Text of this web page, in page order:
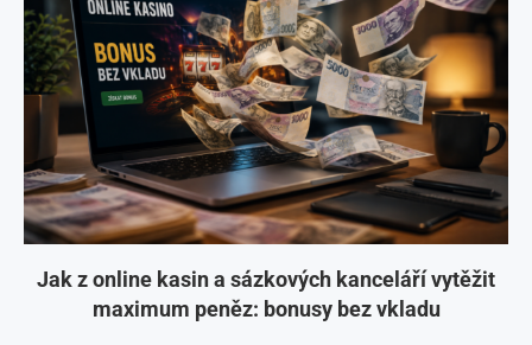
Jak z online kasin a sázkových kanceláří vytěžit
maximum peněz: bonusy bez vkladu